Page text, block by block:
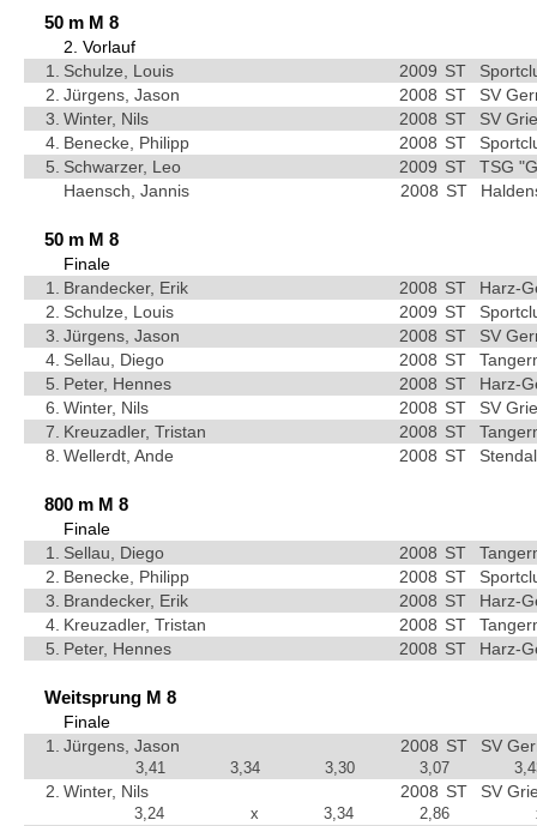
50 m M 8
2. Vorlauf
1.
Schulze, Louis 2009 ST
2. Jürgens, Jason 2008 ST
SV
3. Winter, Nils 2008 ST
SV
4. Benecke, Philipp 2008 ST
5. Schwarzer, Leo 2009 ST
TSG
Haensch, Jannis
2008 ST
50 m M 8
Finale
1.
Brandecker, Erik 2008 ST
Harz-
2. Schulze, Louis 2009 ST
3. Jürgens, Jason 2008 ST
SV
4. Sellau, Diego 2008 ST
5. Peter, Hennes 2008 ST
Harz-
6. Winter, Nils 2008 ST
SV
7. Kreuzadler, Tristan 2008 ST
8. Wellerdt, Ande 2008 ST
800 m M 8
Finale
1.
Sellau, Diego 2008 ST
2. Benecke, Philipp 2008 ST
3. Brandecker, Erik 2008 ST
Harz-
4. Kreuzadler, Tristan 2008 ST
5. Peter, Hennes 2008 ST Harz-
Weitsprung M 8
Finale
1.
Jürgens, Jason 2008 ST SV
3,41 3,34 3,30 3,07
2. Winter, Nils 2008 ST SV
3,24 x 3,34 2,86